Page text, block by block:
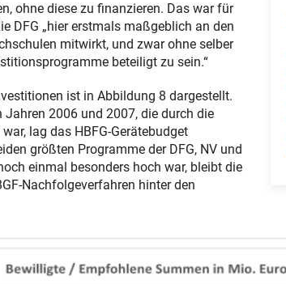
ohne diese zu finanzieren. Das war für
DFG „hier erstmals maßgeblich an den
mitwirkt, und zwar ohne selber
beteiligt zu sein.“
ist in Abbildung 8 dargestellt.
2006 und 2007, die durch die
lag das HBFG-Gerätebudget
größten Programme der DFG, NV und
einmal besonders hoch war, bleibt die
Nachfolgeverfahren hinter den